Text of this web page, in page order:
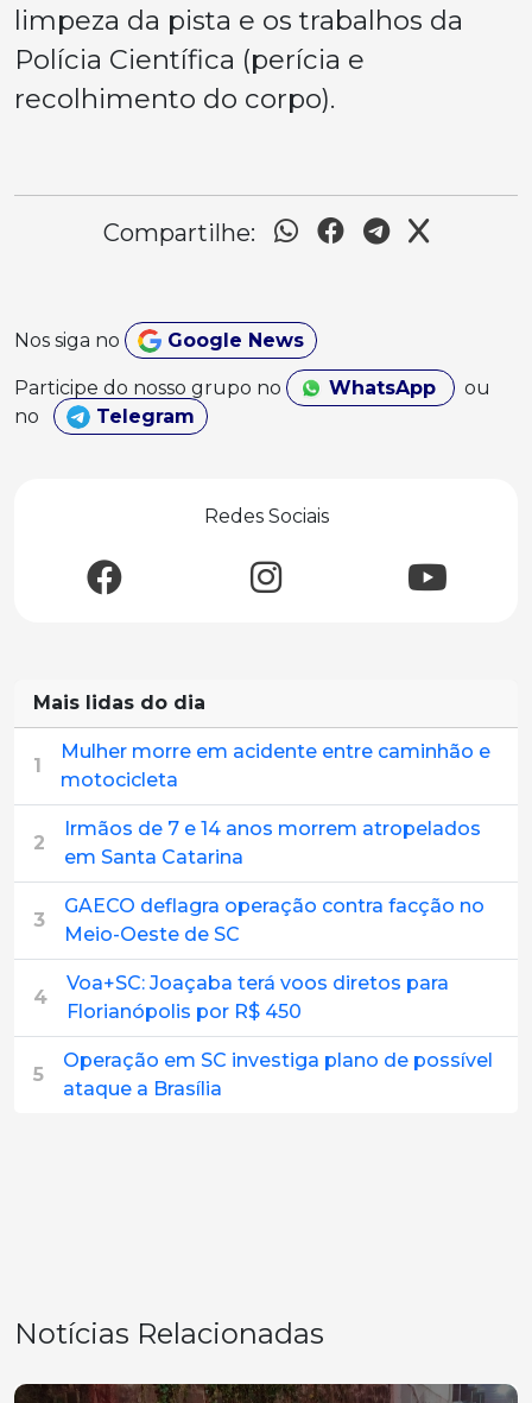
limpeza da pista e os trabalhos da
Polícia Científica (perícia e
recolhimento do corpo).
Compartilhe:
Nos siga no Google News
Participe do nosso grupo no WhatsApp
ou
no
Telegram
Redes Sociais
Mais lidas do dia
1
Mulher morre em acidente entre caminhão e
motocicleta
2
Irmãos de 7 e 14 anos morrem atropelados
em Santa Catarina
3
GAECO deflagra operação contra facção no
Meio-Oeste de SC
4
Voa+SC: Joaçaba terá voos diretos para
Florianópolis por R$ 450
5
Operação em SC investiga plano de possível
ataque a Brasília
Notícias Relacionadas